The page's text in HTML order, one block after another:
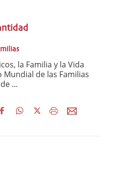
la Familia y la Vida
de las Familias
...